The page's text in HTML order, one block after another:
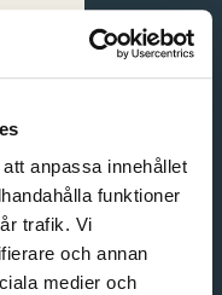
anpassa innehållet
funktioner
trafik. Vi
och annan
medier och
English
Svenska